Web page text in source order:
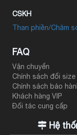
CSKH
Than phiền/Chăm
FAQ
Vận chuyển
Chính sách đổi size
Chính sách bảo
Khách hàng VIP
Đối tác cung cấp
Hệ